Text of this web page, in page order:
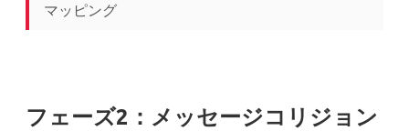
マッピング
フェーズ2：メッセージコリジョン